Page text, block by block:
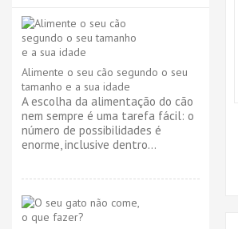
Alimente o seu cão segundo o seu
tamanho e a sua idade
A escolha da alimentação do cão
nem sempre é uma tarefa fácil: o
número de possibilidades é
enorme, inclusive dentro...